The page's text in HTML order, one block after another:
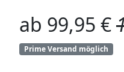
ab 99,95 €
Prime Versand möglich